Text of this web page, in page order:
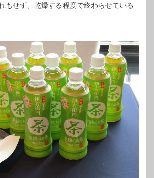
もせず、乾燥する程度で終わらせている